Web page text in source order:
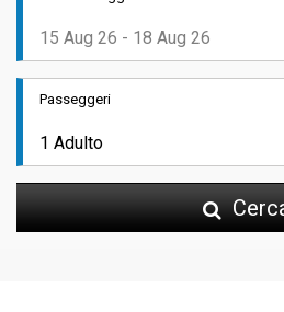
Passeggeri